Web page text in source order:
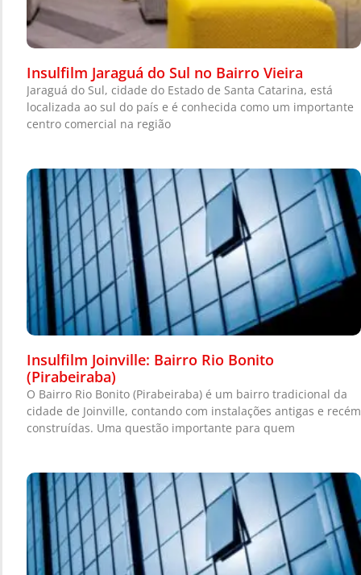
Insulfilm Jaraguá do Sul no Bairro Vieira
Jaraguá do Sul, cidade do Estado de Santa Catarina, está
localizada ao sul do país e é conhecida como um importante
centro comercial na região
Insulfilm Joinville: Bairro Rio Bonito
(Pirabeiraba)
O Bairro Rio Bonito (Pirabeiraba) é um bairro tradicional da
cidade de Joinville, contando com instalações antigas e recém
construídas. Uma questão importante para quem